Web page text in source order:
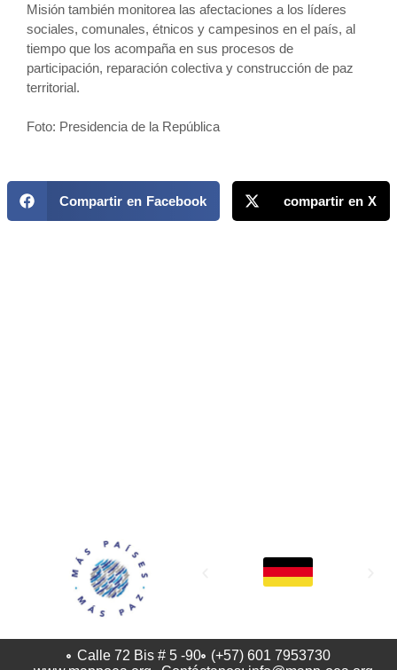
Misión también monitorea las afectaciones a los líderes
sociales, comunales, étnicos y campesinos en el país, al
tiempo que los acompaña en sus procesos de
participación, reparación colectiva y construcción de paz
territorial.
Foto: Presidencia de la República
Compartir en Facebook compartir en X
Calle 72 Bis # 5 -90
(+57) 601 7953730